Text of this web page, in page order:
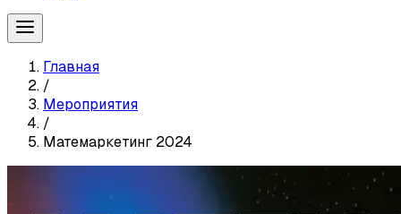
Главная
/
Мероприятия
/
Матемаркетинг 2024